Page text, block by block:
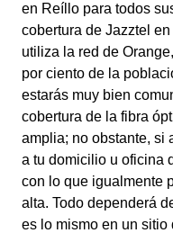
en Reíllo para todos
cobertura de Jazztel
utiliza la red de
por ciento de la
estarás muy bien
cobertura de la fibra
amplia; no obstante, si
a tu domicilio u oficina
con lo que igualmente
alta. Todo dependerá
es lo mismo en un sitio